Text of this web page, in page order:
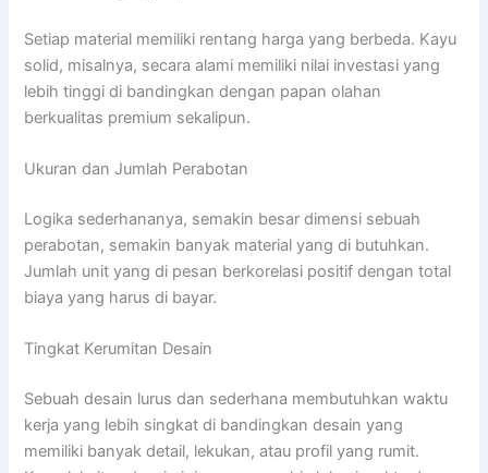
Setiap material memiliki rentang harga yang berbeda. Kayu
solid, misalnya, secara alami memiliki nilai investasi yang
lebih tinggi di bandingkan dengan papan olahan
berkualitas premium sekalipun.
Ukuran dan Jumlah Perabotan
Logika sederhananya, semakin besar dimensi sebuah
perabotan, semakin banyak material yang di butuhkan.
Jumlah unit yang di pesan berkorelasi positif dengan total
biaya yang harus di bayar.
Tingkat Kerumitan Desain
Sebuah desain lurus dan sederhana membutuhkan waktu
kerja yang lebih singkat di bandingkan desain yang
memiliki banyak detail, lekukan, atau profil yang rumit.